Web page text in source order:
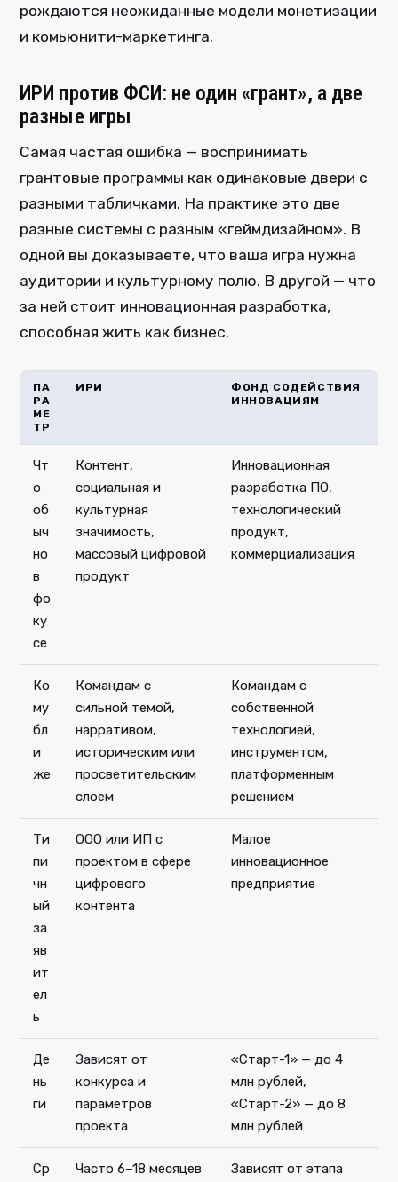
рождаются неожиданные модели монетизации
и комьюнити-маркетинга.
ИРИ против ФСИ: не один «грант», а две
разные игры
Самая частая ошибка — воспринимать
грантовые программы как одинаковые двери с
разными табличками. На практике это две
разные системы с разным «геймдизайном». В
одной вы доказываете, что ваша игра нужна
аудитории и культурному полю. В другой — что
за ней стоит инновационная разработка,
способная жить как бизнес.
ПА
РА
МЕ
ТР
ИРИ
ФОНД СОДЕЙСТВИЯ
ИННОВАЦИЯМ
Чт
о
об
ыч
но
в
фо
ку
се
Контент,
социальная и
культурная
значимость,
массовый цифровой
продукт
Инновационная
разработка ПО,
технологический
продукт,
коммерциализация
Ко
му
бл
и
же
Командам с
сильной темой,
нарративом,
историческим или
просветительским
слоем
Командам с
собственной
технологией,
инструментом,
платформенным
решением
Ти
пи
чн
ый
за
яв
ит
ел
ь
ООО или ИП с
проектом в сфере
цифрового
контента
Малое
инновационное
предприятие
Де
нь
ги
Зависят от
конкурса и
параметров
проекта
«Старт-1» — до 4
млн рублей,
«Старт-2» — до 8
млн рублей
Ср
Часто 6–18 месяцев
Зависят от этапа